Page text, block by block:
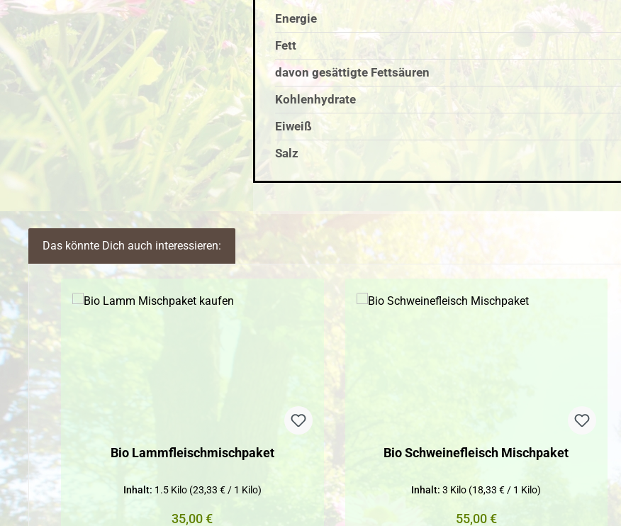
Energie
Fett
davon gesättigte Fettsäuren
Kohlenhydrate
Eiweiß
Salz
Das könnte Dich auch interessieren:
Bio Lammfleischmischpaket
Inhalt: 1.5 Kilo (23,33 € / 1 Kilo)
Regulärer Preis:
35,00 €
Bio Schweinefleisch Mischpaket
Inhalt:3 Kilo (18,33 € / 1 Kilo)
Regulärer Preis:
55,00 €